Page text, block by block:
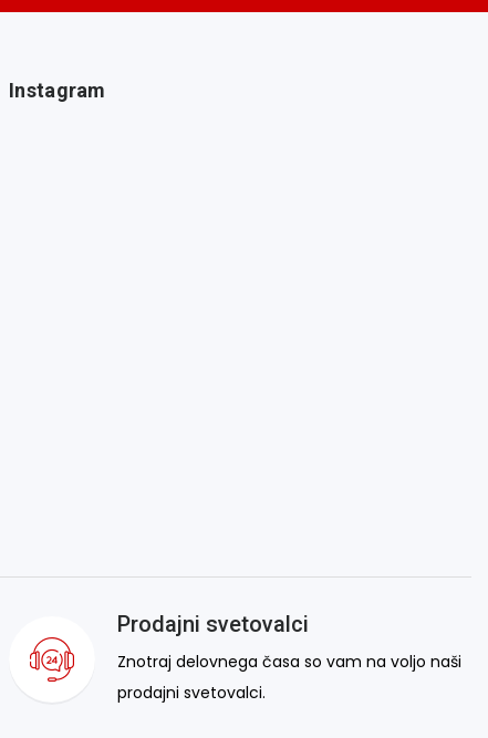
Instagram
Prodajni svetovalci
Znotraj delovnega časa so vam na voljo naši
prodajni svetovalci.